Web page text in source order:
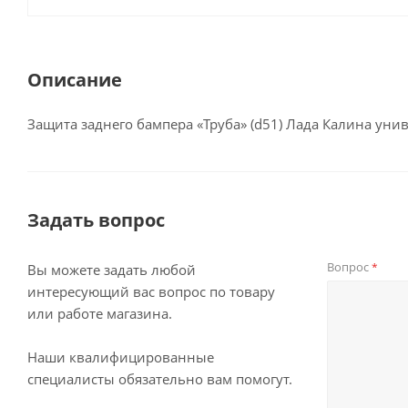
Описание
Защита заднего бампера «Труба» (d51) Лада Калина
Задать вопрос
Вы можете задать любой
интересующий вас вопрос по товару
или работе магазина.
Наши квалифицированные
специалисты обязательно вам помогут.
Вопрос*